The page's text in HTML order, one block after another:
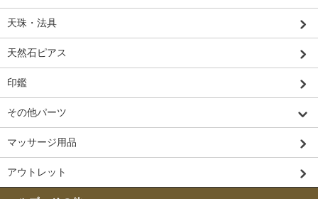
天珠・法具
天然石ピアス
印鑑
その他パーツ
マッサージ用品
アウトレット